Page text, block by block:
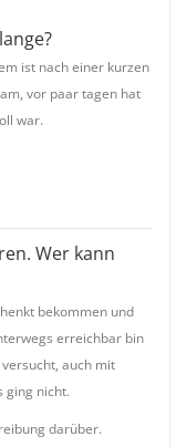
ist nach einer kurzen
vor paar tagen hat
war.
Wer kann
bekommen und
erreichbar bin
auch mit
ging nicht.
darüber.